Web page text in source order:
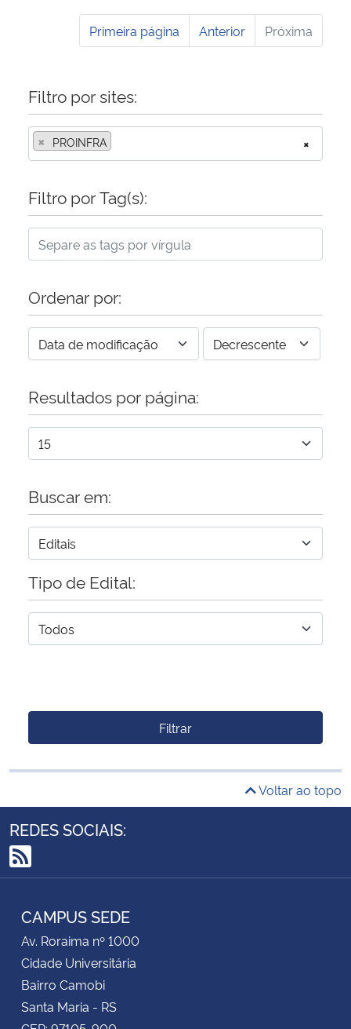
Primeira página Anterior Próxima
Filtro por sites:
×
× PROINFRA
Filtro por Tag(s):
Ordenar por:
Resultados por página:
Buscar em:
Tipo de Edital:
Filtrar
Voltar ao topo
REDES SOCIAIS:
RSS
CAMPUS SEDE
Av. Roraima nº 1000
Cidade Universitária
Bairro Camobi
Santa Maria - RS